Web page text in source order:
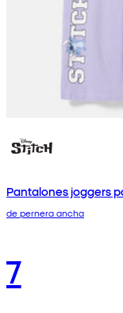
Pantalones joggers
de pernera ancha
7